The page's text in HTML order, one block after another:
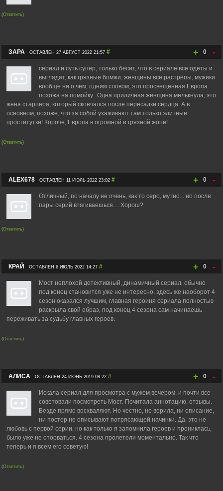
(Ответить)
+ 0 -
ЗАРА ОСТАВЛЕН 27 АВГУСТ 2022 21:57 #
сериал и суть супер, только бесит, что в сериале все одеты и
выглядят, как грязные бомжи, женщины все растрёпы, мужики
вообще ни о чём, одним словом, это просвещённая Европа
похожа на помойку. Одна приличная женщина мелькнула, это
жена старпёра, который скончался после пересадки сердца. А в
основном, похоже, что за собой ухаживают там только элитные
проститутки! Короче, Европа в огромной и грязной жопе!
(Ответить)
+ 0 -
ALEX678 ОСТАВЛЕН 11 ИЮЛЬ 2022 23:02 #
Отличный, по началу не очень, как то серо, мутно... но после
пары серий втягиваешься.... Хорош?
(Ответить)
+ 0 -
КРАЙ ОСТАВЛЕН 6 ИЮЛЬ 2022 14:27 #
Мост неплохой детективный, динамичный сериал, обычно
под конец становится уже не интересно, здесь же наоборот 4
сезон оказался лучшим, главная героиня сериала полностью
раскрыла свой образ, под конец 4 сезона сам начинаешь
переживать за судьбу главных героев.
(Ответить)
+ 0 -
АЛИСА ОСТАВЛЕН 24 ИЮНЬ 2019 08:22 #
Искала сериал для просмотра с мужем вечером, и почти все
советовали посмотреть Мост. Почитала аннотацию, отзывы.
Везде прямо восхваляют. Но честно, не верила, ни описание,
ни постер не описывают потрясающей начинки. Да, это не
любовь с первой серии, но как только я запомнила героев и прониклась,
было уже не оторваться. 4 сезона пролетели моментально. Так что
теперь и я всем его советую!
(Ответить)